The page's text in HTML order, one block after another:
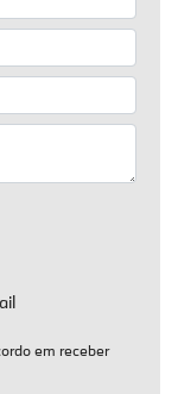
em receber